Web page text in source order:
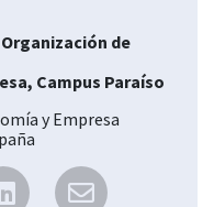
de
Campus Paraíso
y Empresa